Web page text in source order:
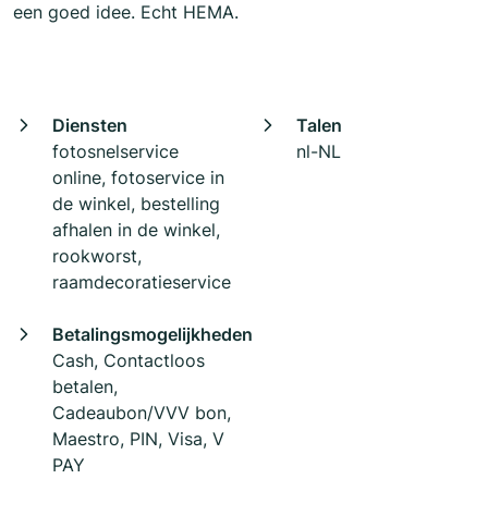
een goed idee. Echt HEMA.
Diensten
fotosnelservice
online, fotoservice in
de winkel, bestelling
afhalen in de winkel,
rookworst,
raamdecoratieservice
Talen
nl-NL
Betalingsmogelijkheden
Cash, Contactloos
betalen,
Cadeaubon/VVV bon,
Maestro, PIN, Visa, V
PAY